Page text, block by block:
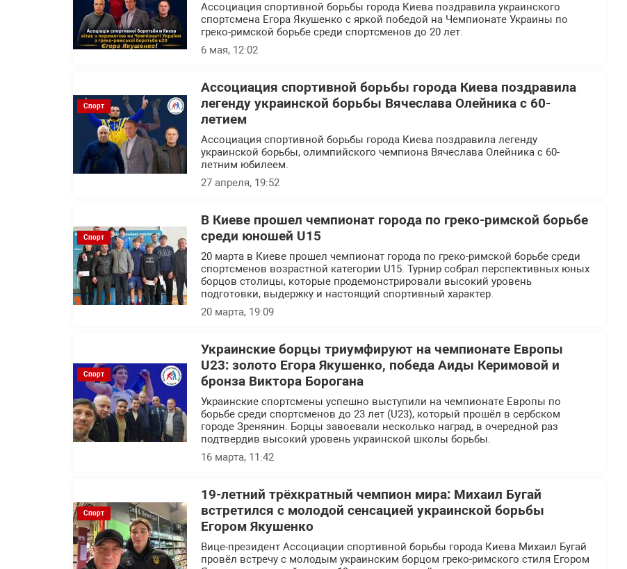
Ассоциация спортивной борьбы города Киева поздравила украинского
спортсмена Егора Якушенко с яркой победой на Чемпионате Украины по
греко-римской борьбе среди спортсменов до 20 лет.
6 мая, 12:02
Спорт
Ассоциация спортивной борьбы города Киева поздравила
легенду украинской борьбы Вячеслава Олейника с 60-
летием
Ассоциация спортивной борьбы города Киева поздравила легенду
украинской борьбы, олимпийского чемпиона Вячеслава Олейника с 60-
летним юбилеем.
27 апреля, 19:52
Спорт
В Киеве прошел чемпионат города по греко-римской борьбе
среди юношей U15
20 марта в Киеве прошел чемпионат города по греко-римской борьбе среди
спортсменов возрастной категории U15. Турнир собрал перспективных юных
борцов столицы, которые продемонстрировали высокий уровень
подготовки, выдержку и настоящий спортивный характер.
20 марта, 19:09
Спорт
Украинские борцы триумфируют на чемпионате Европы
U23: золото Егора Якушенко, победа Аиды Керимовой и
бронза Виктора Борогана
Украинские спортсмены успешно выступили на чемпионате Европы по
борьбе среди спортсменов до 23 лет (U23), который прошёл в сербском
городе Зренянин. Борцы завоевали несколько наград, в очередной раз
подтвердив высокий уровень украинской школы борьбы.
16 марта, 11:42
Спорт
19-летний трёхкратный чемпион мира: Михаил Бугай
встретился с молодой сенсацией украинской борьбы
Егором Якушенко
Вице-президент Ассоциации спортивной борьбы города Киева Михаил Бугай
провёл встречу с молодым украинским борцом греко-римского стиля Егором